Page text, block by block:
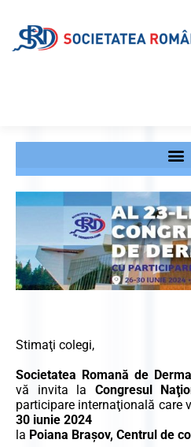
CALENDAR
PROIECTE EDITORIALE
GALERIE REVISTA
Stimaţi colegi,
Societatea Romană de
vă invita la Congresul
participare internaţională care
30 iunie 2024
la Poiana Brașov, Centrul de